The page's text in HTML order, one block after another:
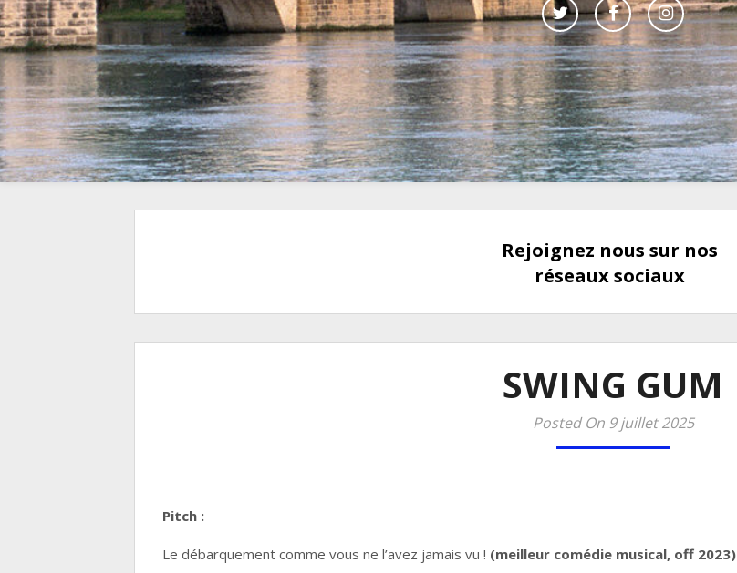
Rejoignez nous sur nos
réseaux sociaux
SWING GUM
Posted On 9 juillet 2025
Pitch :
Le débarquement comme vous ne l’avez jamais vu ! (meilleur comédie musical, off 2023)